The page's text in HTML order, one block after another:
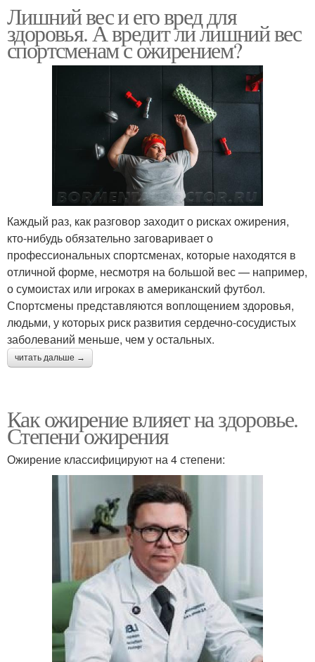
Лишний вес и его вред для
здоровья. А вредит ли лишний вес
спортсменам с ожирением?
Каждый раз, как разговор заходит о рисках ожирения,
кто-нибудь обязательно заговаривает о
профессиональных спортсменах, которые находятся в
отличной форме, несмотря на большой вес — например,
о сумоистах или игроках в американский футбол.
Спортсмены представляются воплощением здоровья,
людьми, у которых риск развития сердечно-сосудистых
заболеваний меньше, чем у остальных.
читать дальше →
Как ожирение влияет на здоровье.
Степени ожирения
Ожирение классифицируют на 4 степени: